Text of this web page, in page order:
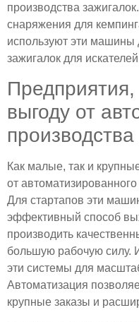
производства
снаряжения для
используют эти машины
зажигалок для
выгоду от
производства
Как малые, так и
от
Для стартапов эти
эффективный способ
производить
большую рабочую силу.
эти системы для
Автоматизация
крупные заказы и